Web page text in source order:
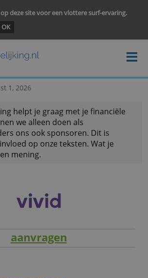
op deze site voor een vlottere surf-
helpt je graag met je
we alleen doen als
ons ook sponsoren. Dit is
invloed op onze teksten. Wat je